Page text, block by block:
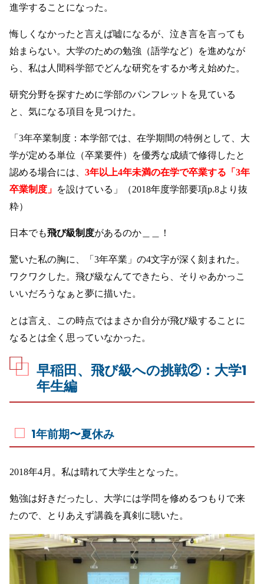
進学することになった。
悔しくなかったと言えば嘘になるが、泣き言を言っても
始まらない。大学のための勉強（語学など）を進めなが
ら、私は人間科学部でどんな研究をするか考え始めた。
研究分野を探すために学部のパンフレットを見ている
と、気になる項目を見つけた。
「3年卒業制度：本学部では、在学期間の特例として、大
学が定める単位（卒業要件）を優秀な成績で修得したと
認める場合には、3年以上4年未満の在学で卒業する「3年
卒業制度」 を設けている」（2018年度学部要項p.8より抜
粋）
日本でも飛び級制度があるのか＿＿！
驚いた私の胸に、「3年卒業」の4文字が深く刻まれた。
ワクワクした。飛び級なんてできたら、そりゃあかっこ
いいだろうなぁと夢に描いた。
とは言え、この時点ではまさか自分が飛び級することに
なるとは全く思っていなかった。
早稲田、飛び級への挑戦②：大学1
年生編
1年前期〜夏休み
2018年4月。私は晴れて大学生となった。
勉強は好きだったし、大学には学問を修めるつもりで来
たので、とりあえず講義を真剣に聴いた。